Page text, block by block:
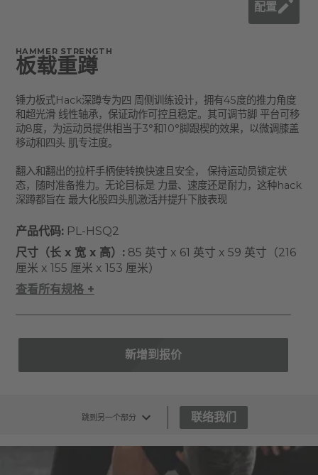
配置
HAMMER STRENGTH
板载重蹲
锤力板式Hack深蹲专为四 周侧训练设计，拥有45度的推力角度
和超光滑 线性轴承，保证动作可控且稳定。其可调节脚 平台可移
动8度，为运动员提供相当于3°和10°脚跟楔的效果，以微调膝盖
移动和四头 肌专注度。
翻入和翻出的拉杆手柄使转换快速且安全， 保持运动员锁定状
态，随时准备推力。无论目标是 力量、速度还是耐力，这种hack
深蹲都旨在 最大化股四头肌激活并提升下肢表现
产品代码:PL-HSQ2
尺寸（长 x 宽 x 高）:85 英寸 x 61 英寸 x 59 英寸（216
厘米 x 155 厘米 x 153 厘米）
查看所有规格 +
新增到报价
跳到另一个部分 联络我们